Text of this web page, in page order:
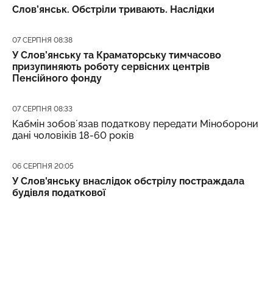
Слов’янськ. Обстріли тривають. Наслідки
Дата публікації
07 СЕРПНЯ 08:38
У Слов’янську та Краматорську тимчасово
призупиняють роботу сервісних центрів
Пенсійного фонду
Дата публікації
07 СЕРПНЯ 08:33
Кабмін зобовʼязав податкову передати Міноборони
дані чоловіків 18-60 років
Дата публікації
06 СЕРПНЯ 20:05
У Слов'янську внаслідок обстрілу постраждала
будівля податкової